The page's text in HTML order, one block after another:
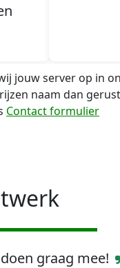
jouw server op in
naam dan
Contact formulier
graag mee!